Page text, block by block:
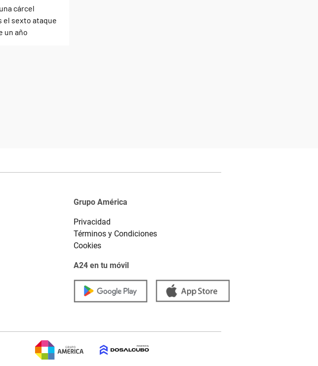
Grupo América
Privacidad
Términos y Condiciones
Cookies
A24 en tu móvil